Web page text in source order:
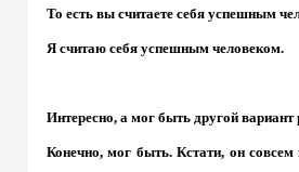
То есть вы считаете себя успешным
Я считаю себя успешным человеком.
Интересно, а мог быть другой
Конечно, мог быть. Кстати, он